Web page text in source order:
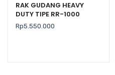
RAK GUDANG HEAVY
DUTY TIPE RR-1000
Rp5.550.000